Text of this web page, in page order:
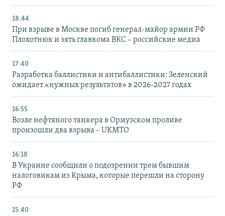
18:44
При взрыве в Москве погиб генерал-майор армии РФ
Плохотнюк и зять главкома ВКС – российские медиа
17:40
Разработка баллистики и антибаллистики: Зеленский
ожидает «нужных результатов» в 2026-2027 годах
16:55
Возле нефтяного танкера в Ормузском проливе
произошли два взрыва – UKMTO
16:18
В Украине сообщили о подозрении трем бывшим
налоговикам из Крыма, которые перешли на сторону
РФ
15:40